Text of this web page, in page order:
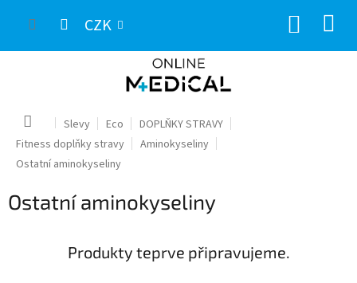
CZK
Domů Slevy Eco
DOPLŇKY STRAVY
Fitness doplňky stravy
Aminokyseliny
Ostatní aminokyseliny
Ostatní aminokyseliny
Produkty teprve připravujeme.